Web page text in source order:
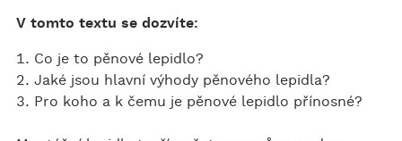
V tomto textu se dozvíte:
Co je to pěnové lepidlo?
Jaké jsou hlavní výhody pěnového lepidla?
Pro koho a k čemu je pěnové lepidlo přínosné?